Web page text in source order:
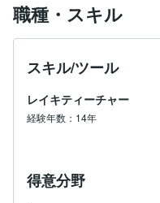
この宇宙エネルギーで
チャクラの状態を整え
意識の拡大・変容や不
自分を大切にしたくな
私のできること
♥チャクラ調整　滞っ
職種・スキル
スキル/ツール
レイキティーチャー
経験年数：14年
得意分野